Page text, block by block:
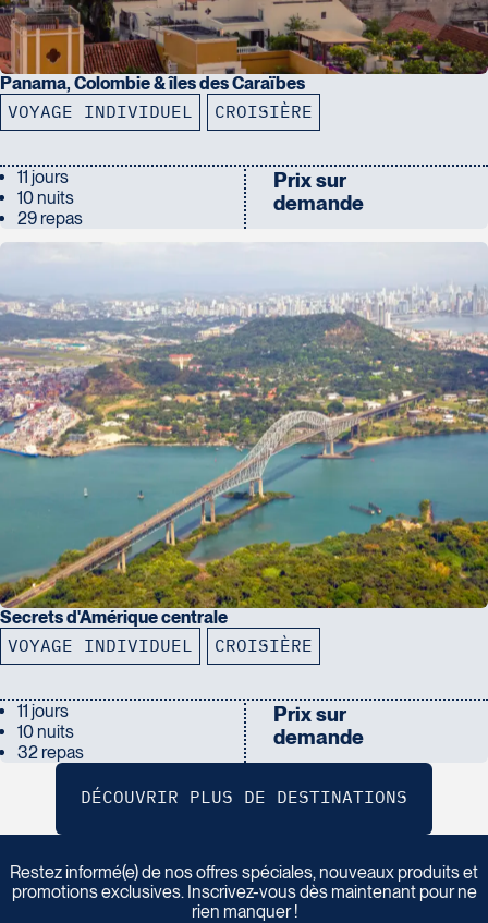
Panama, Colombie & îles des Caraïbes
VOYAGE INDIVIDUEL CROISIÈRE
11 jours
10 nuits
29 repas
Prix sur
demande
Secrets d'Amérique centrale
VOYAGE INDIVIDUEL CROISIÈRE
11 jours
10 nuits
32 repas
Prix sur
demande
Insc ivez vous à n o tre inf lettre
Restez informé(e) de nos offres spéciales, nouveaux produits et
promotions exclusives. Inscrivez-vous dès maintenant pour ne
rien manquer !